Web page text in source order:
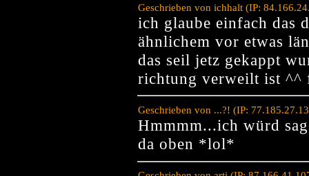
Geschrieben von ichhalt (IP:
ich glaube einfach das
ähnlichem vor etwas
das seil jetz gekappt
richtung verweilt ist ^^
Geschrieben von ...?! (IP:
Hmmmm...ich würd
da oben *lol*